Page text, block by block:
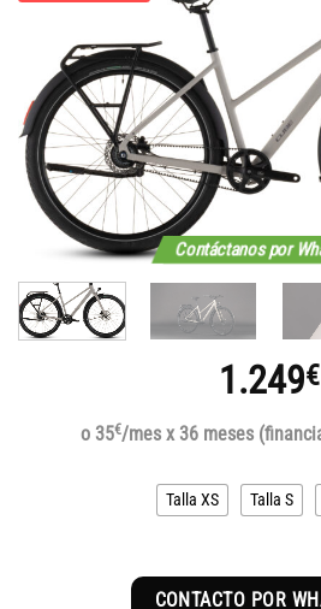
Contáctanos por
1.249€
o 35€/mes x 36 meses
Talla XS Talla S
CONTACTO POR